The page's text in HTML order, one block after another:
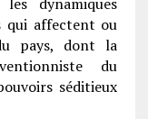
qui affectent ou
pays, dont la
du
séditieux